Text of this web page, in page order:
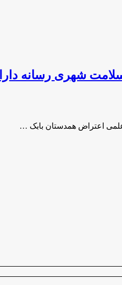
شهری رسانه
اعتراض همدستان بابک …